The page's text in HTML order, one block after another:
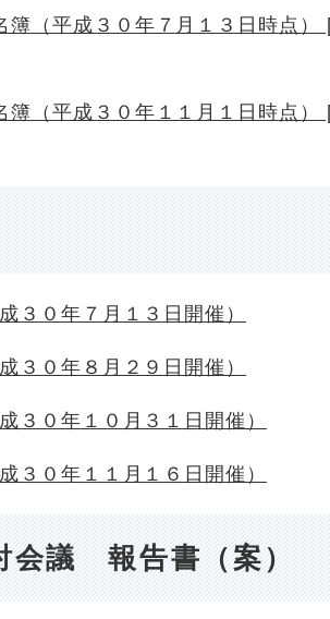
（平成３０年７月１３日時点）
（平成３０年１１月１日時点）
３０年７月１３日開催）
３０年８月２９日開催）
３０年１０月３１日開催）
３０年１１月１６日開催）
会議 報告書（案）